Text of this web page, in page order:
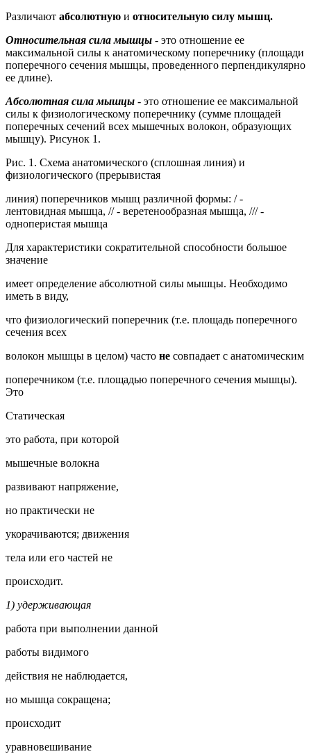
Различают абсолютную и относительную силу мышц.
Относительная сила мышцы - это отношение ее
максимальной силы к анатомическому поперечнику (площади
поперечного сечения мышцы, проведенного перпендикулярно
ее длине).
Абсолютная сила мышцы - это отношение ее максимальной
силы к физиологическому поперечнику (сумме площадей
поперечных сечений всех мышечных волокон, образующих
мышцу). Рисунок 1.
Рис. 1. Схема анатомического (сплошная линия) и
физиологического (прерывистая
линия) поперечников мышц различной формы: / -
лентовидная мышца, // - веретенообразная мышца, /// -
одноперистая мышца
Для характеристики сократительной способности большое
значение
имеет определение абсолютной силы мышцы. Необходимо
иметь в виду,
что физиологический поперечник (т.е. площадь поперечного
сечения всех
волокон мышцы в целом) часто не совпадает с анатомическим
поперечником (т.е. площадью поперечного сечения мышцы).
Это
Статическая
это работа, при которой
мышечные волокна
развивают напряжение,
но практически не
укорачиваются; движения
тела или его частей не
происходит.
1) удерживающая
работа при выполнении данной
работы видимого
действия не наблюдается,
но мышца сокращена;
происходит
уравновешивание